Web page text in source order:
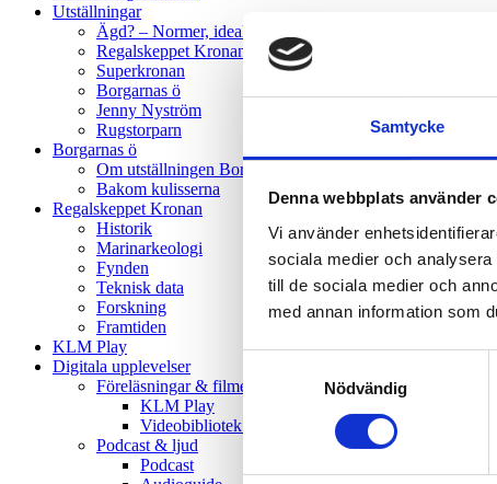
Samtycke
Denna webbplats använder
Vi använder
sociala medier och
till de sociala medier och
med annan information som
Nödvändig
Utställningar
Ägd? – Normer, ideal och kampen för jämställdhet
Regalskeppet Kronan
Superkronan
Borgarnas ö
Jenny Nyström
Rugstorparn
Borgarnas ö
Om utställningen Borgarnas ö
Bakom kulisserna
Regalskeppet Kronan
Historik
Marinarkeologi
Fynden
Teknisk data
Forskning
Framtiden
KLM Play
Digitala upplevelser
Föreläsningar & filmer
KLM Play
Videobibliotek (Youtube)
Podcast & ljud
Podcast